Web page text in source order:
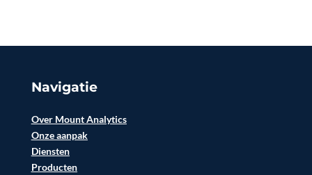
Navigatie
Over Mount Analytics
Onze aanpak
Diensten
Producten